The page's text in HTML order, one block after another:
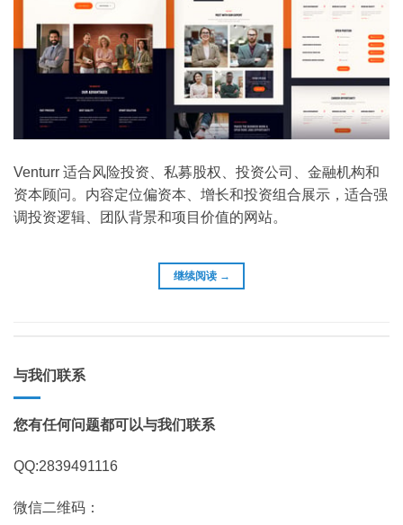
Venturr 适合风险投资、私募股权、投资公司、金融机构和
资本顾问。内容定位偏资本、增长和投资组合展示，适合强
调投资逻辑、团队背景和项目价值的网站。
继续阅读 →
与我们联系
您有任何问题都可以与我们联系
QQ:2839491116
微信二维码：